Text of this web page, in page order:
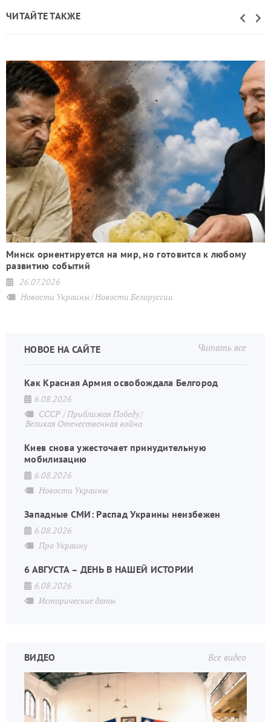
ЧИТАЙТЕ ТАКЖЕ
Минск ориентируется на мир, но готовится к любому
развитию событий
26.07.2026
Новости Украины Новости Белоруссии
Читать все
НОВОЕ НА САЙТЕ
Как Красная Армия освобождала Белгород
6.08.2026
СССР Приближая Победу
Великая Отечественная война
Киев снова ужесточает принудительную
мобилизацию
6.08.2026
Новости Украины
Западные СМИ: Распад Украины неизбежен
6.08.2026
Про Украину
6 АВГУСТА – ДЕНЬ В НАШЕЙ ИСТОРИИ
6.08.2026
Исторические даты
Все видео
ВИДЕО